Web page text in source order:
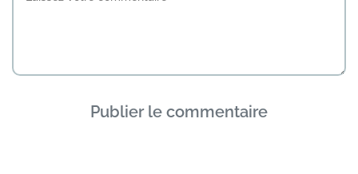
Publier le commentaire